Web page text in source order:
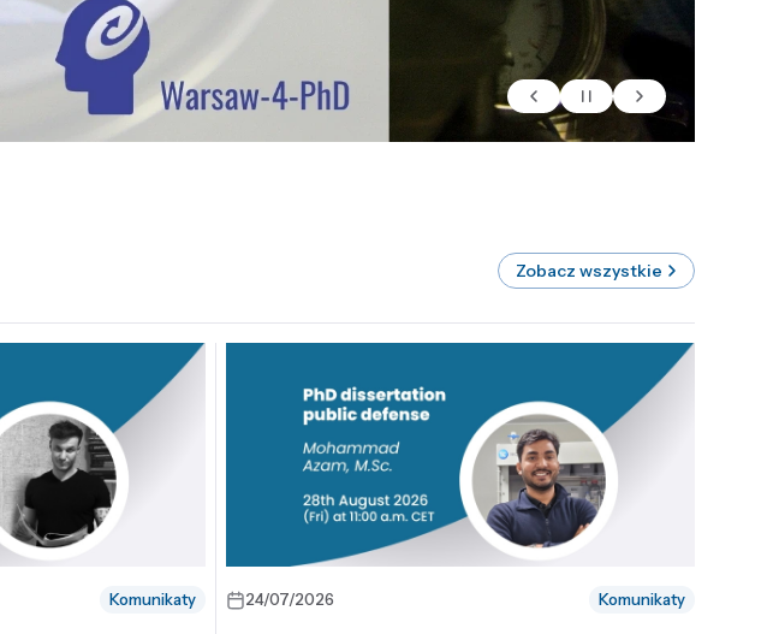
Zobacz wszystkie
Komunikaty 24/07/2026 Komunikaty